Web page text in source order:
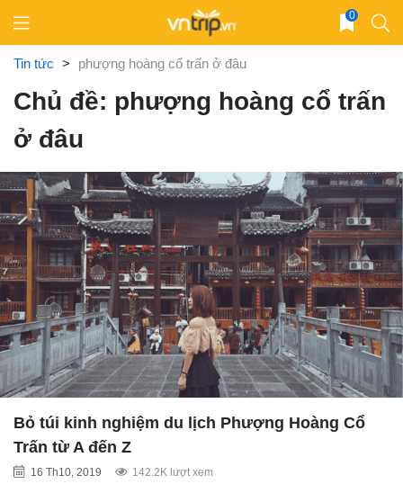
content
0
Tin tức > phượng hoàng cổ trấn ở đâu
Chủ đề: phượng hoàng cổ trấn
ở đâu
Bỏ túi kinh nghiệm du lịch Phượng Hoàng Cổ
Trấn từ A đến Z
16 Th10, 2019 142.2K lượt xem